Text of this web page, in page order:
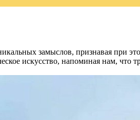
замыслов, признавая при
искусство, напоминая нам, что